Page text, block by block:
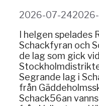
2026-07-24
I helgen
Schackfyran och
de lag som gick
Segrande lag i
från
Schack56an